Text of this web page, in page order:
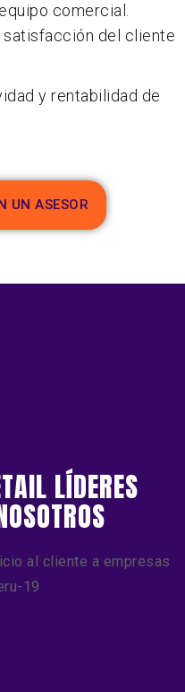
comercial.
del cliente
y rentabilidad de
UN ASESOR
LÍDERES